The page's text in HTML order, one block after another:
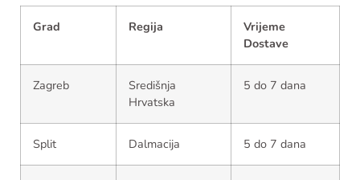
Grad Regija
Vrijeme
Dostave
Zagreb
Središnja
Hrvatska
5 do 7 dana
Split Dalmacija 5 do 7 dana